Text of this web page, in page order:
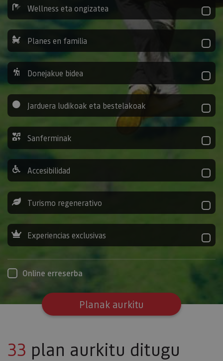
Wellness eta ongizatea
Planes en familia
Donejakue bidea
Jarduera ludikoak eta bestelakoak
Sanferminak
Accesibilidad
Turismo regenerativo
Experiencias exclusivas
Online erreserba
Planak aurkitu
33 plan aurkitu ditugu